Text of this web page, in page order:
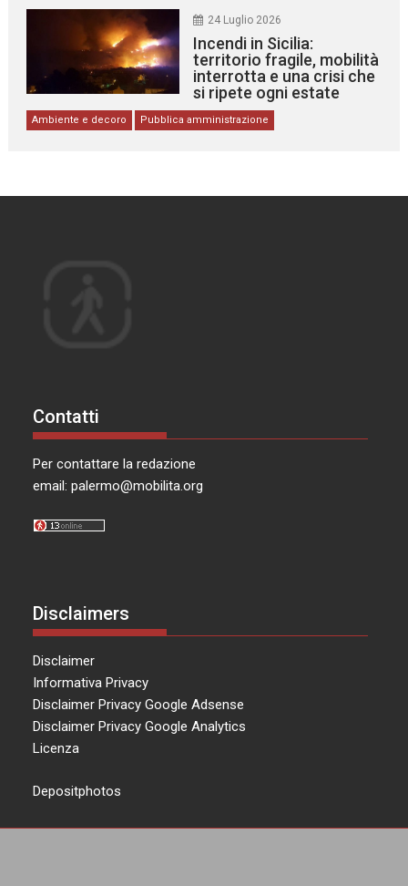
24 Luglio 2026
Incendi in Sicilia:
territorio fragile, mobilità
interrotta e una crisi che
si ripete ogni estate
Ambiente e decoro Pubblica amministrazione
Contatti
Per contattare la redazione
email:palermo@mobilita.org
Disclaimers
Disclaimer
Informativa Privacy
Disclaimer Privacy Google Adsense
Disclaimer Privacy Google Analytics
Licenza
Depositphotos